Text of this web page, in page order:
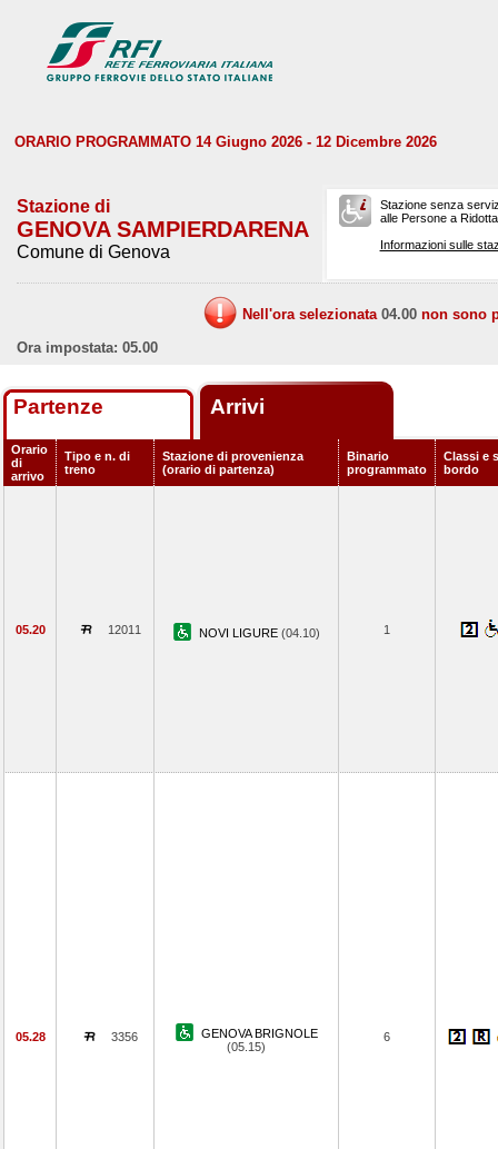
ORARIO PROGRAMMATO 14 Giugno 2026 - 12 Dicembre 2026
Stazione di
GENOVA SAMPIERDARENA
Comune di Genova
Stazione senza
alle Persone a
Informazioni sulle
Nell'ora selezionata 04.00 non sono
Ora impostata: 05.00
Partenze Arrivi
Orario
di
arrivo
Tipo e n. di
treno
Stazione di provenienza
(orario di partenza)
Binario
programmato
Classi e
bordo
05.20 12011 NOVI LIGURE (04.10) 1
05.28 3356
GENOVA BRIGNOLE
(05.15)
6